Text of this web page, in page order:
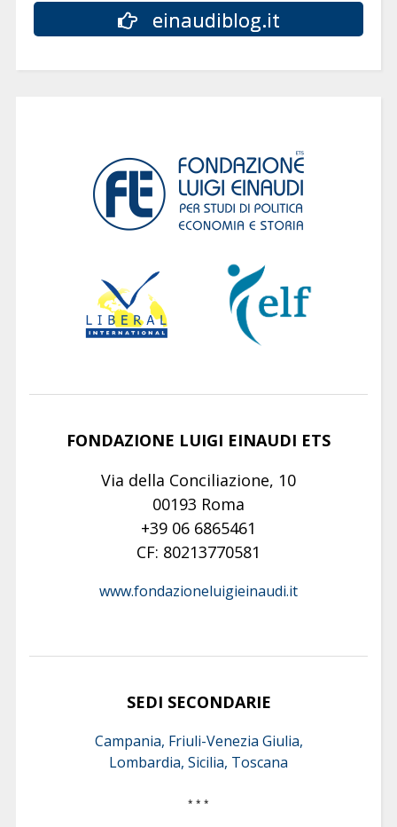
einaudiblog.it
FONDAZIONE LUIGI EINAUDI ETS
Via della Conciliazione, 10
00193 Roma
+39 06 6865461
CF: 80213770581
www.fondazioneluigieinaudi.it
SEDI SECONDARIE
Campania, Friuli-Venezia Giulia,
Lombardia, Sicilia, Toscana
* * *